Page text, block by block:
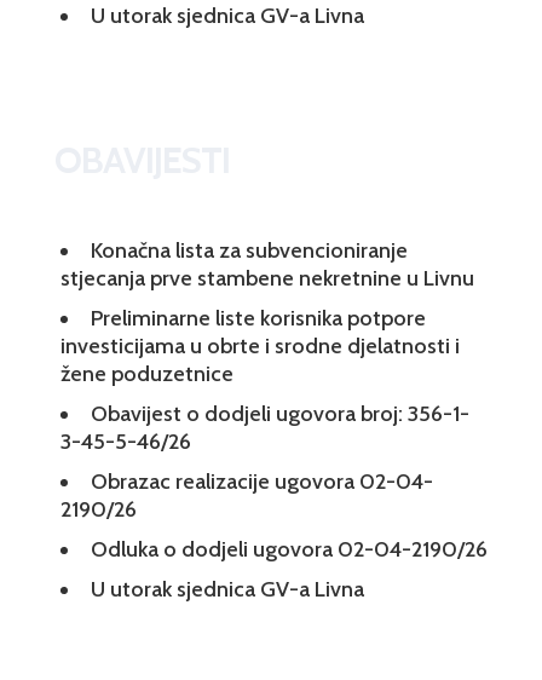
U utorak sjednica GV-a Livna
Konačna lista za subvencioniranje
stjecanja prve stambene nekretnine u Livnu
Preliminarne liste korisnika potpore
investicijama u obrte i srodne djelatnosti i
žene poduzetnice
Obavijest o dodjeli ugovora broj: 356-1-
3-45-5-46/26
Obrazac realizacije ugovora 02-04-
2190/26
Odluka o dodjeli ugovora 02-04-2190/26
U utorak sjednica GV-a Livna